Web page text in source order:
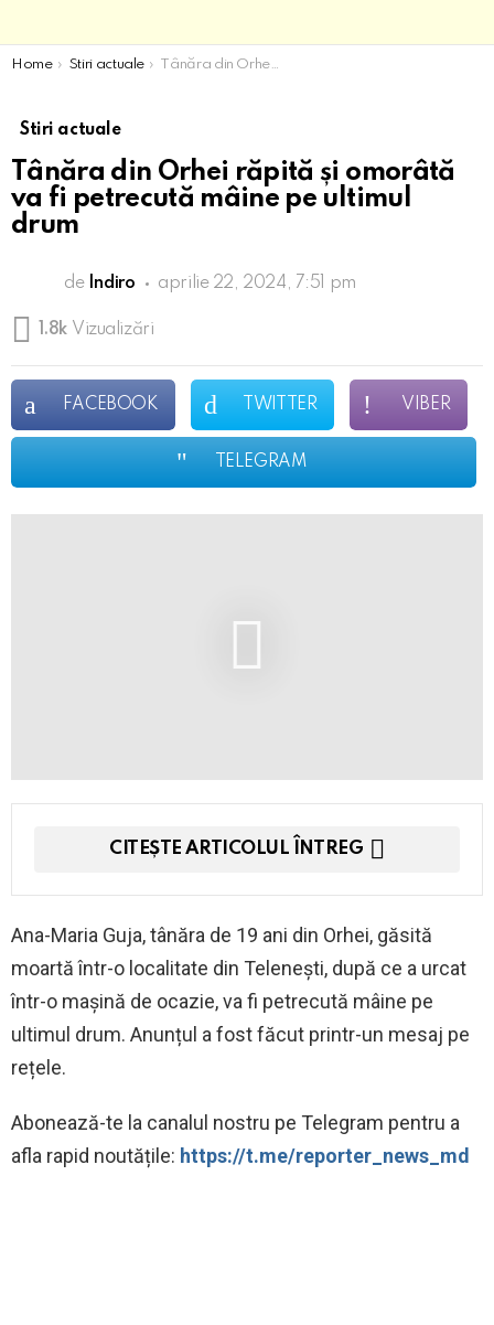
You are here:
Home Stiri actuale Tânăra din Orhei răpită și omorâtă va fi petrecută mâine pe ultimul drum
Stiri actuale
Tânăra din Orhei răpită și omorâtă
va fi petrecută mâine pe ultimul
drum
de Indiro aprilie 22, 2024, 7:51 pm
1.8k Vizualizări
FACEBOOK TWITTER VIBER
TELEGRAM
CITEȘTE ARTICOLUL ÎNTREG
Ana-Maria Guja, tânăra de 19 ani din Orhei, găsită
moartă într-o localitate din Telenești, după ce a urcat
într-o mașină de ocazie, va fi petrecută mâine pe
ultimul drum. Anunțul a fost făcut printr-un mesaj pe
rețele.
Abonează-te la canalul nostru pe Telegram pentru a
afla rapid noutățile: https://t.me/reporter_news_md